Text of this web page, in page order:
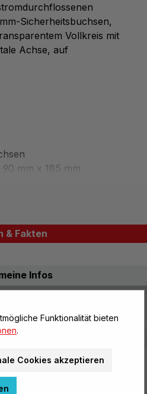
Sicherheitsbuchsen,
Vollkreis mit
Achse, auf
mm x 185 mm
& Fakten
Infos
Funktionalität bieten
.
Cookies akzeptieren